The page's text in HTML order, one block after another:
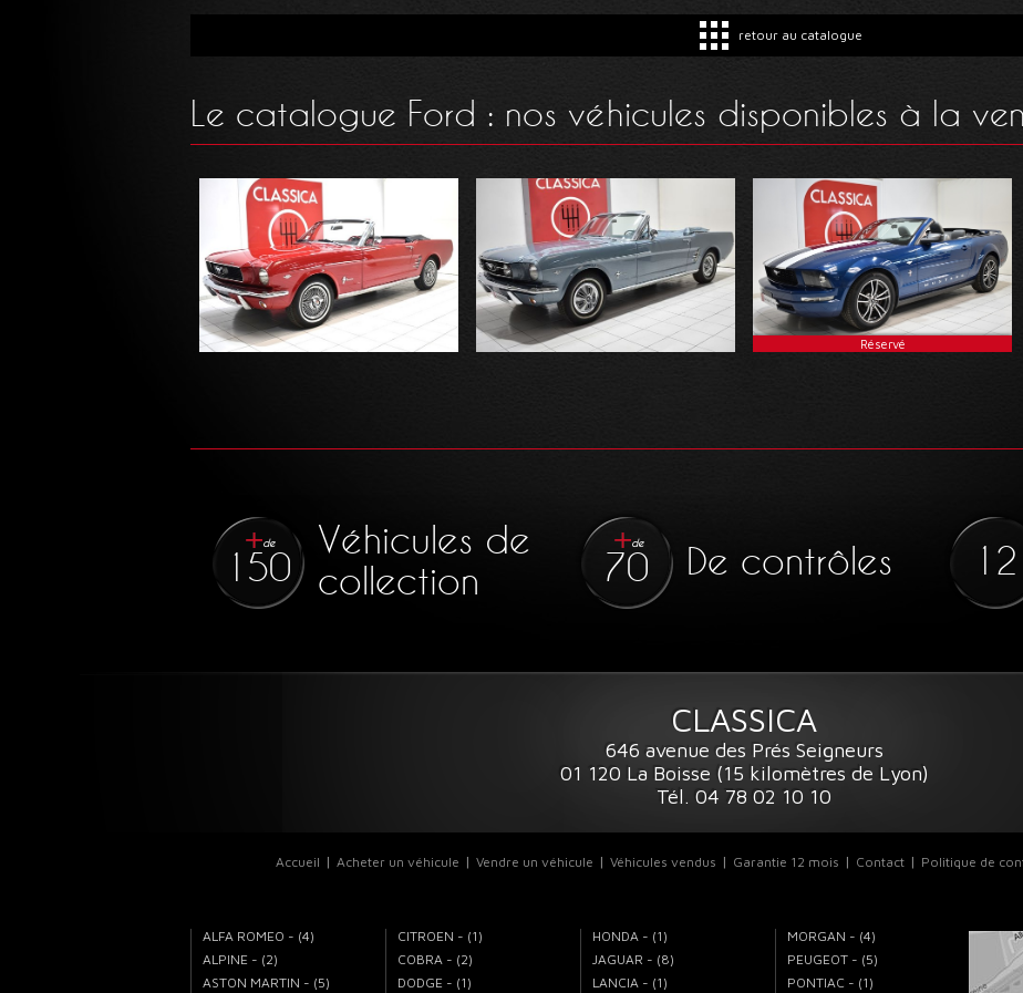
retour au catalogue
Le catalogue Ford : nos véhicules disponibles à la
Réservé
de
150
Véhicules de
collection
de
70 De contrôles 12
CLASSICA
646 avenue des Prés Seigneurs
01 120 La Boisse (15 kilomètres de Lyon)
Tél. 04 78 02 10 10
Accueil Acheter un véhicule Vendre un véhicule Véhicules vendus Garantie 12 mois Contact Politique de
ALFA ROMEO - (4)
ALPINE - (2)
ASTON MARTIN - (5)
CITROEN - (1)
COBRA - (2)
DODGE - (1)
HONDA - (1)
JAGUAR - (8)
LANCIA - (1)
MORGAN - (4)
PEUGEOT - (5)
PONTIAC - (1)